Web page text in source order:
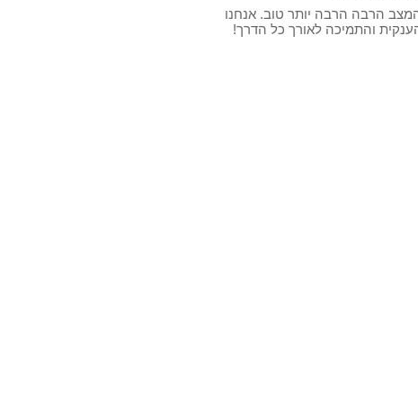
המצב הרבה הרבה יותר טוב. אנחנו
והתמיכה לאורך כל הדרך!